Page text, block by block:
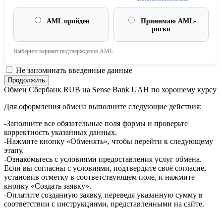
AML пройден
Принимаю AML-
риски
Выберите вариант подтверждения AML.
Не запоминать введенные данные
Обмен Сбербанк RUB на Sense Bank UAH по хорошему курсу
Для оформления обмена выполните следующие действия:
-Заполните все обязательные поля формы и проверьте
корректность указанных данных.
-Нажмите кнопку «Обменять», чтобы перейти к следующему
этапу.
-Ознакомьтесь с условиями предоставления услуг обмена.
Если вы согласны с условиями, подтвердите своё согласие,
установив отметку в соответствующем поле, и нажмите
кнопку «Создать заявку».
-Оплатите созданную заявку, переведя указанную сумму в
соответствии с инструкциями, представленными на сайте.